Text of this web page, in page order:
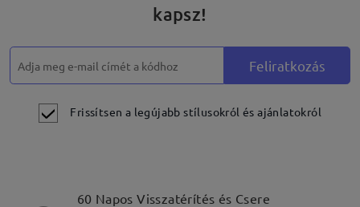
kapsz!
Feliratkozás
Frissítsen a legújabb stílusokról és ajánlatokról
60 Napos Visszatérítés és Csere